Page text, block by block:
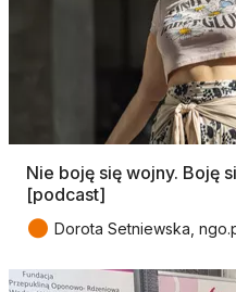
Nie boję się wojny. Boję
[podcast]
● Dorota Setniewska,